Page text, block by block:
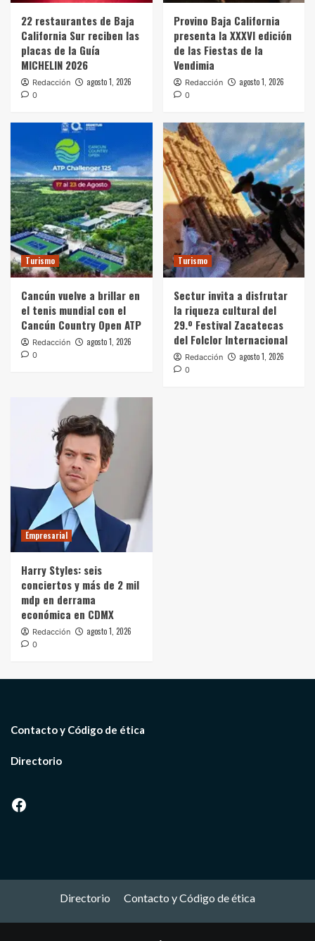
22 restaurantes de Baja
California Sur reciben las
placas de la Guía
MICHELIN 2026
Redacción agosto 1, 2026
0
Provino Baja California
presenta la XXXVI edición
de las Fiestas de la
Vendimia
Redacción agosto 1, 2026
0
Turismo
Cancún vuelve a brillar en
el tenis mundial con el
Cancún Country Open ATP
Redacción agosto 1, 2026
0
Turismo
Sectur invita a disfrutar
la riqueza cultural del
29.º Festival Zacatecas
del Folclor Internacional
Redacción agosto 1, 2026
0
Empresarial
Harry Styles: seis
conciertos y más de 2 mil
mdp en derrama
económica en CDMX
Redacción agosto 1, 2026
0
Contacto y Código de ética
Directorio
Facebook
Directorio Contacto y Código de ética